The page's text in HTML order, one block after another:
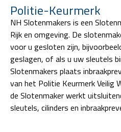
Politie-Keurmerk
NH Slotenmakers is een
Rijk en omgeving. De
voor u gesloten zijn,
geslagen, of als u uw sleutels
Slotenmakers plaats
van het Politie Keurmerk Veilig
de Slotenmaker werkt
sleutels, cilinders en